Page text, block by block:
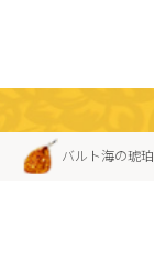
バルト海の琥珀